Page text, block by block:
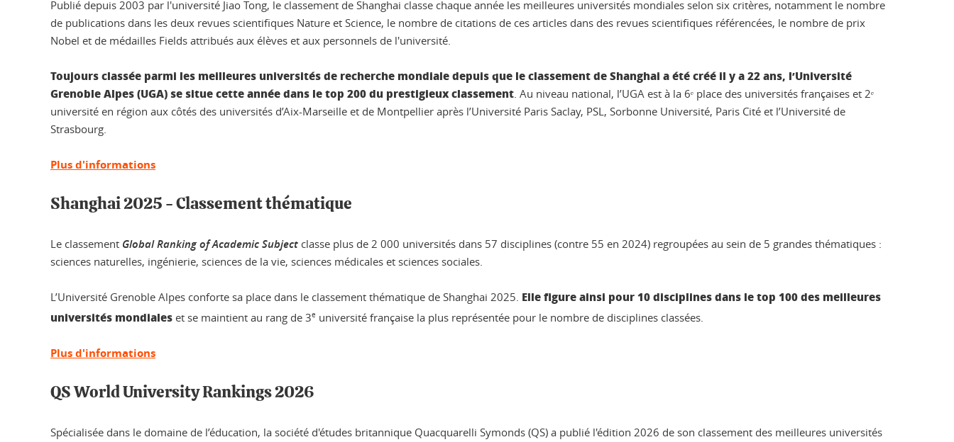
Publié depuis 2003 par l'université Jiao Tong, le classement de Shanghai classe chaque année les meilleures universités mondiales selon six critères, notamment le nombre
de publications dans les deux revues scientifiques Nature et Science, le nombre de citations de ces articles dans des revues scientifiques référencées, le nombre de prix
Nobel et de médailles Fields attribués aux élèves et aux personnels de l'université.
Toujours classée parmi les meilleures universités de recherche mondiale depuis que le classement de Shanghai a été créé il y a 22 ans, l’Université
Grenoble Alpes (UGA) se situe cette année dans le top 200 du prestigieux classement. Au niveau national, l’UGA est à la 6ᵉ place des universités françaises et 2ᵉ
université en région aux côtés des universités d’Aix-Marseille et de Montpellier après l’Université Paris Saclay, PSL, Sorbonne Université, Paris Cité et l’Université de
Strasbourg.
Plus d'informations
Shanghai 2025 - Classement thématique
Le classement Global Ranking of Academic Subject classe plus de 2 000 universités dans 57 disciplines (contre 55 en 2024) regroupées au sein de 5 grandes thématiques :
sciences naturelles, ingénierie, sciences de la vie, sciences médicales et sciences sociales.
L’Université Grenoble Alpes conforte sa place dans le classement thématique de Shanghai 2025. Elle figure ainsi pour 10 disciplines dans le top 100 des meilleures
universités mondiales et se maintient au rang de 3e université française la plus représentée pour le nombre de disciplines classées.
Plus d'informations
QS World University Rankings 2026
Spécialisée dans le domaine de l’éducation, la société d'études britannique Quacquarelli Symonds (QS) a publié l'édition 2026 de son classement des meilleures universités